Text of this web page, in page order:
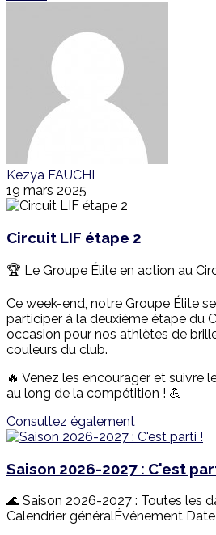
Kezya FAUCHI
19 mars 2025
Circuit LIF étape 2
🏆 Le Groupe Élite en action au
Ce week-end, notre Groupe Élite
participer à la deuxième étape du
occasion pour nos athlètes de
couleurs du club.
🔥 Venez les encourager et suivre
au long de la compétition ! 💪
Consultez également
Saison 2026-2027 : C'est
🌊 Saison 2026-2027 : Toutes les
Calendrier généralÉvénement